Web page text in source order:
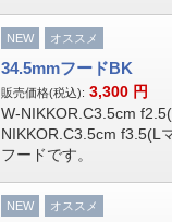
NEW オススメ
34.5mmフードBK
販売価格(税込): 3,300 円
W-NIKKOR.C3.5cm
NIKKOR.C3.5cm f3.5(L
フードです。
NEW オススメ